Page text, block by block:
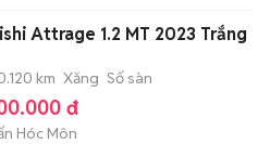
Attrage 1.2 MT 2023 Trắng
km Xăng Số sàn
đ
Hóc Môn